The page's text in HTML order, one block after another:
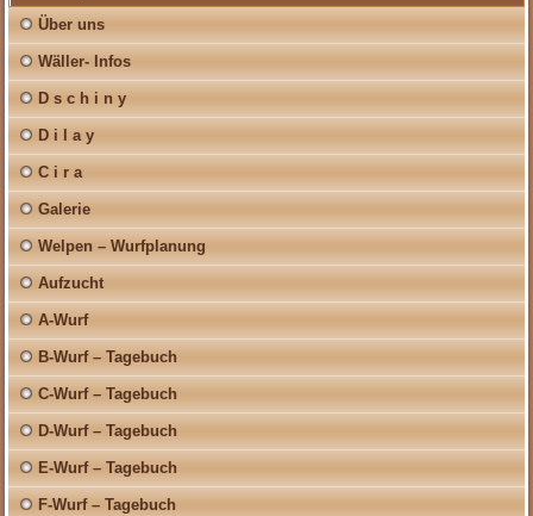
Über uns
Wäller- Infos
D s c h i n y
D i l a y
C i r a
Galerie
Welpen – Wurfplanung
Aufzucht
A-Wurf
B-Wurf – Tagebuch
C-Wurf – Tagebuch
D-Wurf – Tagebuch
E-Wurf – Tagebuch
F-Wurf – Tagebuch